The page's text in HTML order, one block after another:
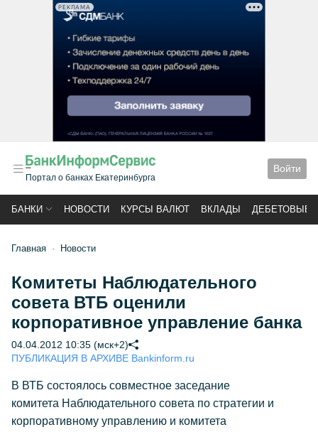
РЕКЛАМА
Портал о банках Екатеринбурга
Войти
БАНКИ НОВОСТИ КУРСЫ ВАЛЮТ ВКЛАДЫ ДЕБЕТОВЫЕ
Главная Новости
Комитеты Наблюдательного
совета ВТБ оценили
корпоративное управление банка
04.04.2012 10:35 (мск+2)
ПУБЛИКАЦИЯ В АРХИВЕ Bankinform.ru
В ВТБ состоялось совместное заседание
комитета Наблюдательного совета по стратегии и
корпоративному управлению и комитета